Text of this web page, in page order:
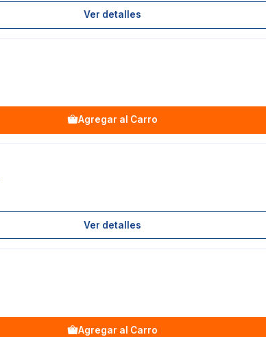
Ver detalles
Agregar al Carro
Ver detalles
Agregar al Carro